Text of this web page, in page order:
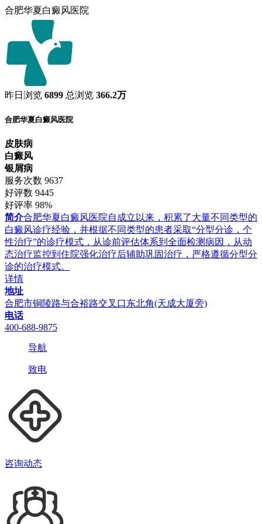
合肥华夏白癜风医院
昨日浏览 6899 总浏览 366.2万
合肥华夏白癜风医院
皮肤病
白癜风
银屑病
服务次数 9637
好评数 9445
好评率 98%
简介合肥华夏白癜风医院自成立以来，积累了大量不同类型的
白癜风诊疗经验，并根据不同类型的患者采取“分型分诊，个
性治疗”的诊疗模式，从诊前评估体系到全面检测病因，从动
态治疗监控到住院强化治疗后辅助巩固治疗，严格遵循分型分
诊的治疗模式。
详情
地址
合肥市铜陵路与合裕路交叉口东北角(天成大厦旁)
电话
400-688-9875
导航
致电
咨询动态